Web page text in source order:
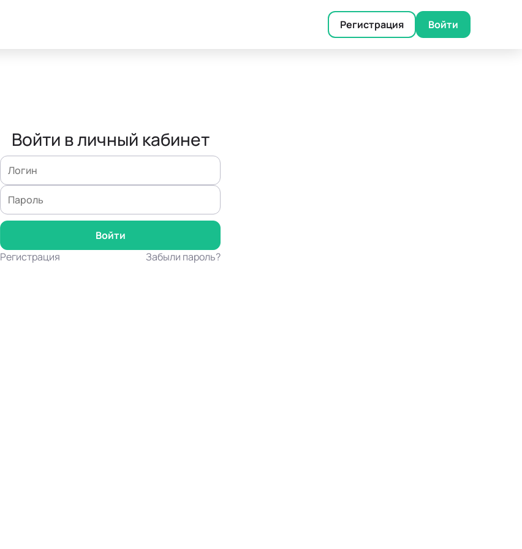
Регистрация Войти
Войти в личный кабинет
Регистрация Забыли пароль?